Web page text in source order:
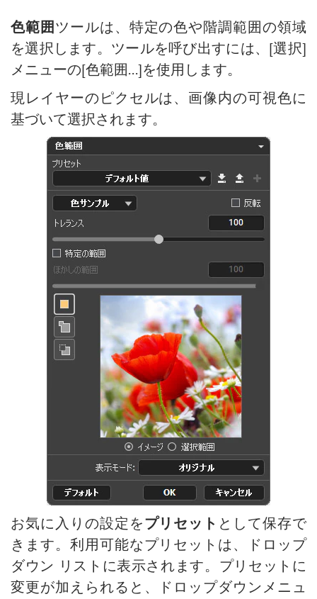
反転による調整
色相/彩度の調整
明るさ/コントラストの調整
カーブでの調整
レベル補正
画像のサイズ変更
ニューラル フィルター (AI)
インストール方法 (Win)
インストール方法 (Mac)
詳細なブラシ設定
手のひらツール
ズームツール
プリセット
バレンタインデーカード
ポップアートの人物画
ポラロイド写真のコラージュ
本棚:デスクトップの壁紙作成
モザイク効果
水滴
輪郭線の効果
ビンテージ写真の効果
古い写真の効果
ぼけ味効果
階調の調整
目の色を変更する方法
人物画の編集 : 眼鏡を除去
口紅の色を選択
古い写真の修復
色範囲ツールは、特定の色や階調範囲の領域
を選択します。ツールを呼び出すには、[選択]
メニューの[色範囲...]を使用します。
現レイヤーのピクセルは、画像内の可視色に
基づいて選択されます。
お気に入りの設定をプリセット として保存で
きます。利用可能なプリセットは、ドロップ
ダウン リストに表示されます。プリセットに
変更が加えられると、ドロップダウンメニュ